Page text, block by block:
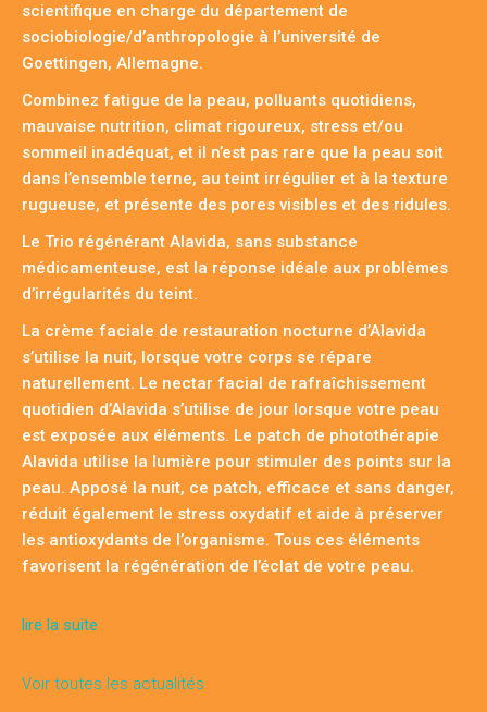
scientifique en charge du département de
sociobiologie/d’anthropologie à l’université de
Goettingen, Allemagne.
Combinez fatigue de la peau, polluants quotidiens,
mauvaise nutrition, climat rigoureux, stress et/ou
sommeil inadéquat, et il n’est pas rare que la peau soit
dans l’ensemble terne, au teint irrégulier et à la texture
rugueuse, et présente des pores visibles et des ridules.
Le Trio régénérant Alavida, sans substance
médicamenteuse, est la réponse idéale aux problèmes
d’irrégularités du teint.
La crème faciale de restauration nocturne d’Alavida
s’utilise la nuit, lorsque votre corps se répare
naturellement. Le nectar facial de rafraîchissement
quotidien d’Alavida s’utilise de jour lorsque votre peau
est exposée aux éléments. Le patch de photothérapie
Alavida utilise la lumière pour stimuler des points sur la
peau. Apposé la nuit, ce patch, efficace et sans danger,
réduit également le stress oxydatif et aide à préserver
les antioxydants de l’organisme. Tous ces éléments
favorisent la régénération de l’éclat de votre peau.
lire la suite
Voir toutes les actualités